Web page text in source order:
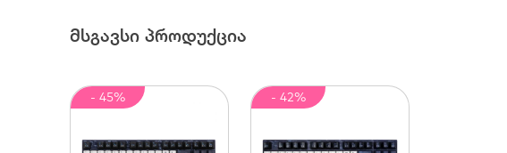
მსგავსი პროდუქცია
- 45% - 42%